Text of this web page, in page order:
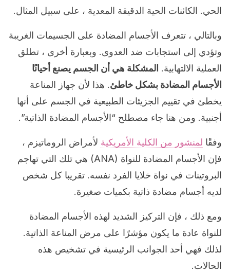
الحي. الكائنات الحية الدقيقة المعدية ، على سبيل المثال.
وبالتالي ، تتعرف الأجسام المضادة على الجسيمات الغريبة
وتؤدي إلى استجابات ضد العدوى. وبعبارة أخرى ، تطلق
العملية الالتهابية. المشكلة هي أن الجسم يصنع أحيانًا
الأجسام المضادة بشكل خاطئ. هذا لأن جهاز المناعة
يخطئ في تقييم الجزيئات الطبيعية في الجسم على أنها
أجنبية. ومن هنا جاء مصطلح “الأجسام المضادة الذاتية”.
وفقًا لمنشور من الكلية الأمريكية لأمراض الروماتيزم ،
فإن الأجسام المضادة للنواة (ANA) هي تلك التي تهاجم
البروتينات في نواة خلايا الفرد نفسه. تقريبا كل شخص
لديه أجسام مضادة ذاتية بكميات صغيرة.
ومع ذلك ، فإن التركيز الشديد لهذه الأجسام المضادة
للنواة عادة ما يكون مؤشرًا على مرض المناعة الذاتية.
لذلك فهي أحد الجوانب الرئيسية في تشخيص هذه
الحالات.